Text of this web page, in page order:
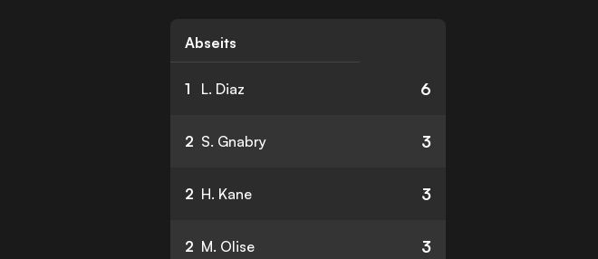
Abseits
1 L. Diaz 6
2 S. Gnabry 3
2 H. Kane 3
2 M. Olise 3